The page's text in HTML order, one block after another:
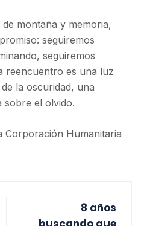
montaña y memoria,
seguiremos
seguiremos
reencuentro es una luz
la oscuridad, una
sobre el olvido.
Corporación Humanitaria
8 años